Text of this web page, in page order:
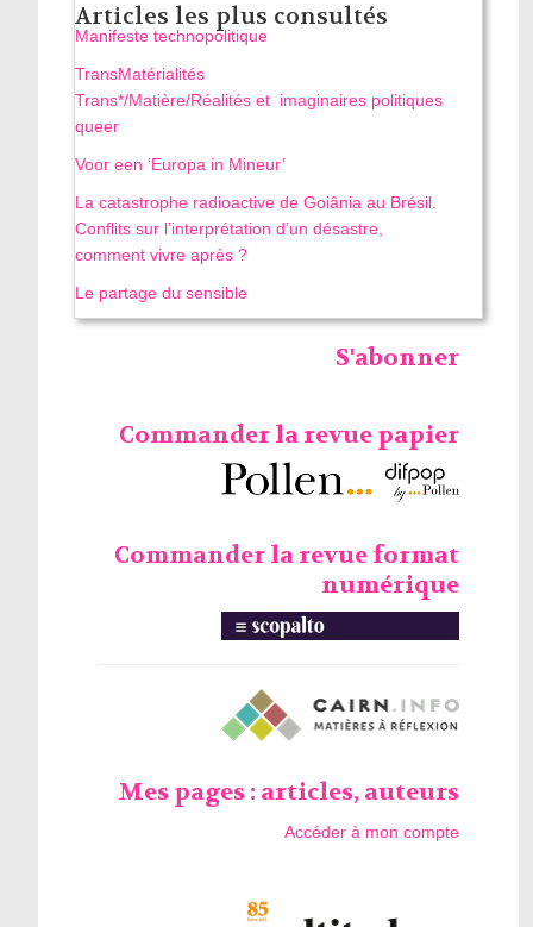
Articles les plus consultés
Manifeste technopolitique
TransMatérialités
Trans*/Matière/Réalités et imaginaires politiques
queer
Voor een ‘Europa in Mineur’
La catastrophe radioactive de Goiânia au Brésil.
Conflits sur l’interprétation d’un désastre,
comment vivre après ?
Le partage du sensible
S'abonner
Commander la revue papier
Commander la revue format
numérique
Mes pages : articles, auteurs
Accéder à mon compte